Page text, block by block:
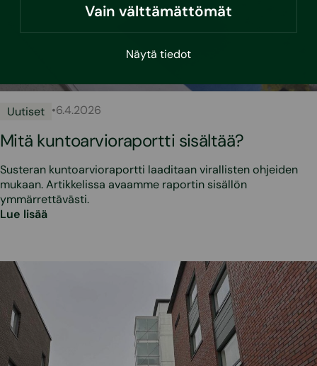
Vain välttämättömät
Näytä tiedot
Uutiset •6.4.2026
Mitä kuntoarvioraportti sisältää?
Susteran kuntoarvioraportti laaditaan virallisten ohjeiden
mukaan. Artikkelissa avaamme raportin sisällön
ymmärrettävästi.
Lue lisää